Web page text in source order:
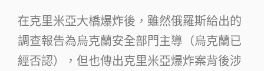
在克里米亞大橋爆炸後，雖然俄羅斯給出的
調查報告為烏克蘭安全部門主導（烏克蘭已
經否認），但也傳出克里米亞爆炸案背後涉